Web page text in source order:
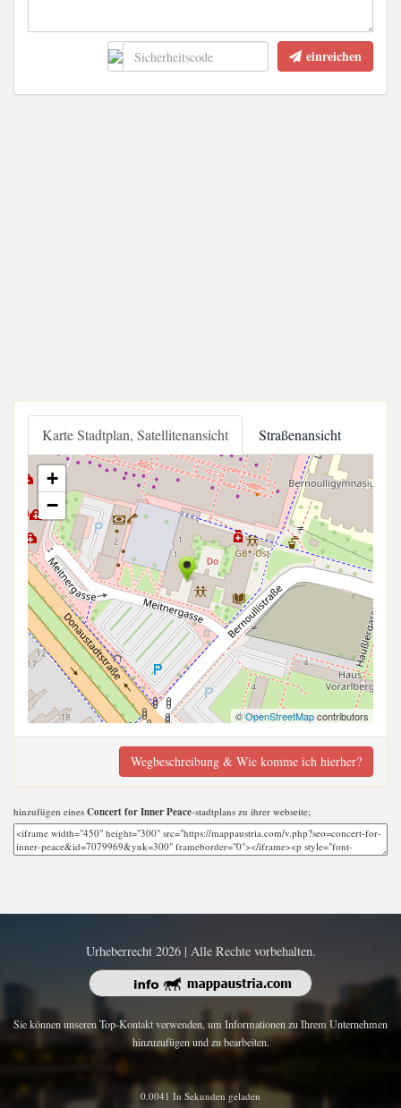
einreichen
Karte Stadtplan, Satellitenansicht Straßenansicht
+
−
©OpenStreetMapcontributors
Wegbeschreibung & Wie komme ich hierher?
hinzufügen eines Concert for Inner Peace-stadtplans zu ihrer webseite;
Urheberrecht 2026 | Alle Rechte vorbehalten.
Sie können unseren Top-Kontakt verwenden, um Informationen zu Ihrem Unternehmen
hinzuzufügen und zu bearbeiten.
0.0041 In Sekunden geladen